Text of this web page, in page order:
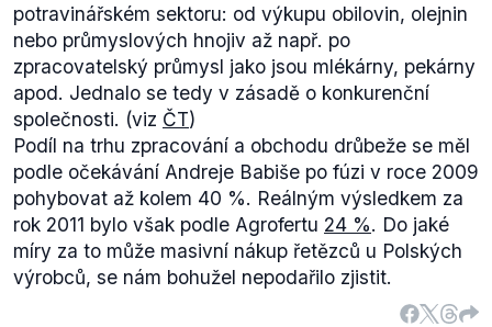
potravinářském sektoru: od výkupu obilovin, olejnin
nebo průmyslových hnojiv až např. po
zpracovatelský průmysl jako jsou mlékárny, pekárny
apod. Jednalo se tedy v zásadě o konkurenční
společnosti. (viz ČT)
Podíl na trhu zpracování a obchodu drůbeže se měl
podle očekávání Andreje Babiše po fúzi v roce 2009
pohybovat až kolem 40 %. Reálným výsledkem za
rok 2011 bylo však podle Agrofertu 24 %. Do jaké
míry za to může masivní nákup řetězců u Polských
výrobců, se nám bohužel nepodařilo zjistit.